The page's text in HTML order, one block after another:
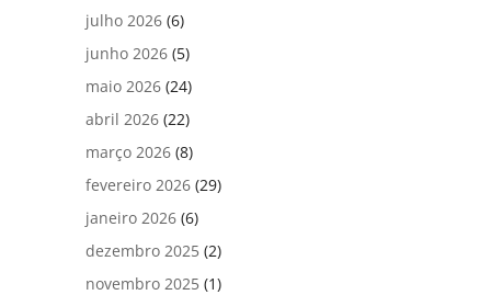
julho 2026 (6)
junho 2026 (5)
maio 2026 (24)
abril 2026 (22)
março 2026 (8)
fevereiro 2026 (29)
janeiro 2026 (6)
dezembro 2025 (2)
novembro 2025 (1)